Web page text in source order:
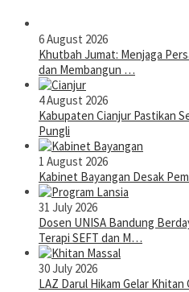
6 August 2026
Khutbah Jumat: Menjaga
dan Membangun …
4 August 2026
Kabupaten Cianjur Pastikan
Pungli
1 August 2026
Kabinet Bayangan Desak
31 July 2026
Dosen UNISA Bandung
Terapi SEFT dan M…
30 July 2026
LAZ Darul Hikam Gelar